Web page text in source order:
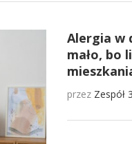
Alergia w
mało, bo
przez Zespół